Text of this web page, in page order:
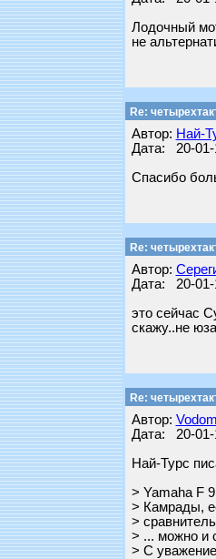
Лодочный
не
Re:
Автор: Най-
Дата: 20-01-
Спасибо
Re:
Автор:
Дата: 20-01-
это сейчас
скажу..не
Re:
Автор:
Дата: 20-01-
Най-Турс
> Yamaha F
> Камрады,
>
> ... можно и
> С